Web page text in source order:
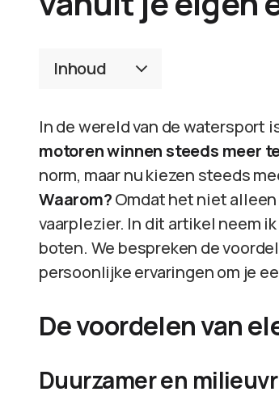
Inhoud
In de wereld van de watersport
motoren winnen steeds meer
norm, maar nu kiezen steeds
Waarom?Omdat het niet
vaarplezier. In dit artikel neem
boten. We bespreken de
persoonlijke ervaringen om je
De voordelen van
Duurzamer en